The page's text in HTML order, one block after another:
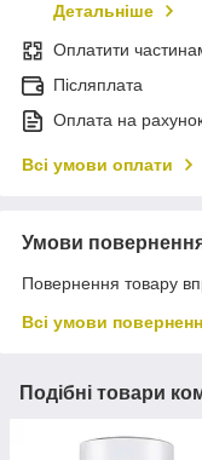
Детальніше
Оплатити
Післяплата
Оплата на
Всі умови оплати
Умови
Повернення товару
Всі умови
Подібні товари